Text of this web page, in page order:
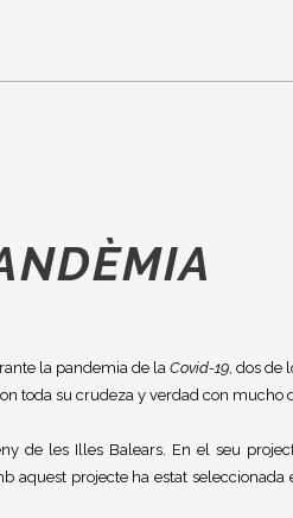
la pandemia de laCovid-19, dos de
toda su crudeza y verdad con mucho
de les Illes Balears. En el seu
projecte ha estat seleccionada